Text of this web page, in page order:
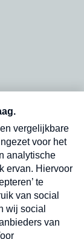
in
Verzend